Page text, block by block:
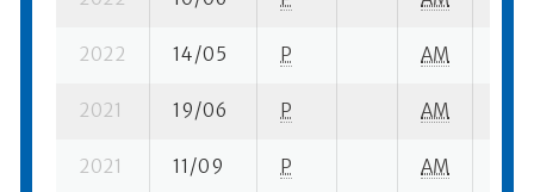
2022 14/05 P AM
2021 19/06 P AM
2021 11/09 P AM